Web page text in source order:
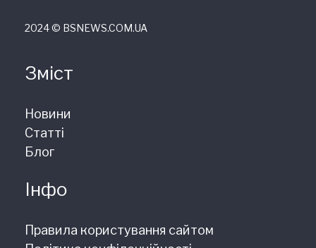
2024 © ВSNEWS.COM.UA
Зміст
Новини
Статті
Блог
Інфо
Правила користування сайтом